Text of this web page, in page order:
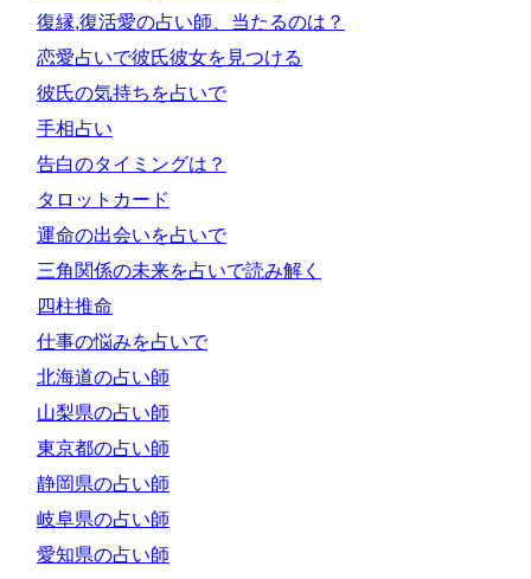
復縁,復活愛の占い師、当たるのは？
恋愛占いで彼氏彼女を見つける
彼氏の気持ちを占いで
手相占い
告白のタイミングは？
タロットカード
運命の出会いを占いで
三角関係の未来を占いで読み解く
四柱推命
仕事の悩みを占いで
北海道の占い師
山梨県の占い師
東京都の占い師
静岡県の占い師
岐阜県の占い師
愛知県の占い師